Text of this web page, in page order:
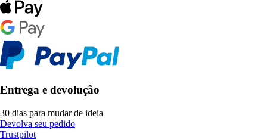
Entrega e devolução
30 dias para mudar de ideia
Devolva seu pedido
Trustpilot